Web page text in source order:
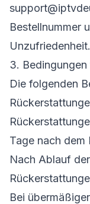
Bestellnummer
Unzufriedenheit.
3.
Die folgenden
Tage nach dem
Nach Ablauf
Bei